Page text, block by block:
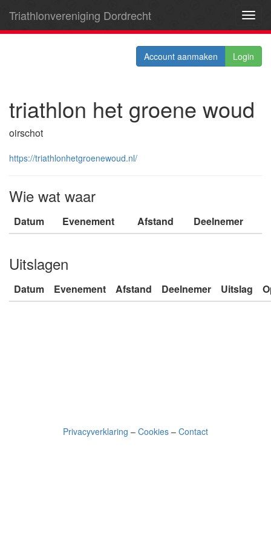
Triathlonvereniging Dordrecht
Account aanmaken Login
triathlon het groene woud
oirschot
https://triathlonhetgroenewoud.nl/
Wie wat waar
Datum Evenement Afstand Deelnemer
Uitslagen
Datum Evenement Afstand Deelnemer Uitslag
Privacyverklaring – Cookies – Contact